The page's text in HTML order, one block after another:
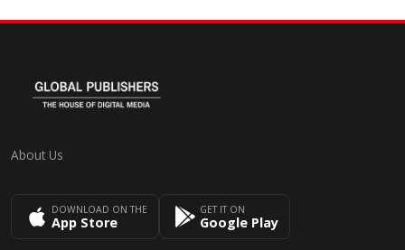
About Us
DOWNLOAD ON THE
App Store
GET IT ON
Google Play